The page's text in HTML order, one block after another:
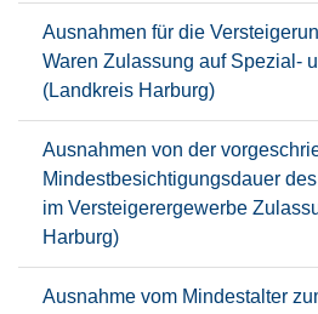
Ausnahmen für die
Waren Zulassung auf Spezial-
(Landkreis Harburg)
Ausnahmen von der
Mindestbesichtigungsdauer
im Versteigerergewerbe
Harburg)
Ausnahme vom Mindestalter